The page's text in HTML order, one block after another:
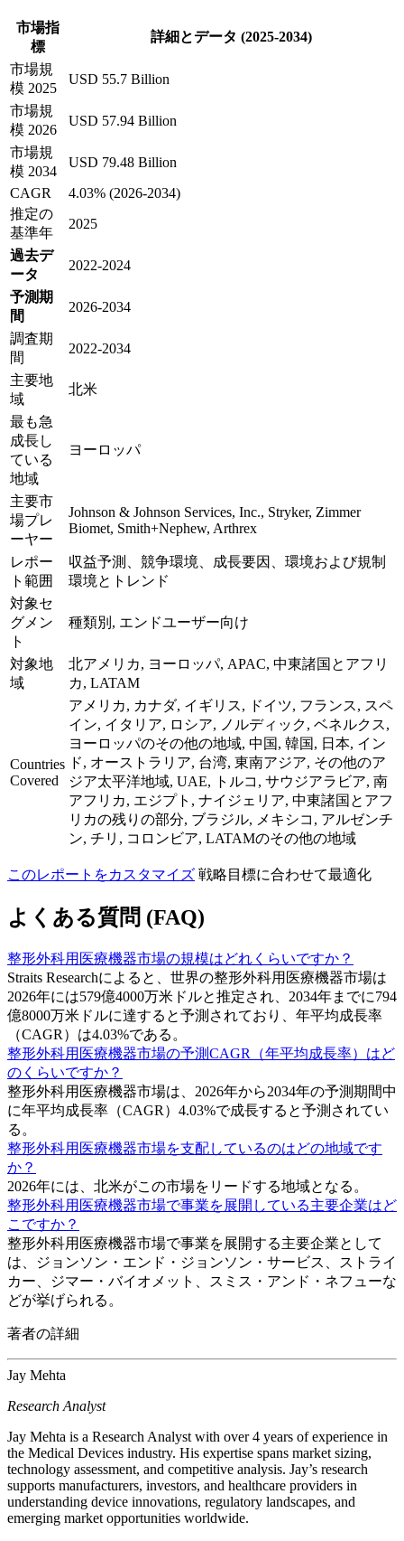
市場指
標
詳細とデータ (2025-2034)
市場規
模 2025
USD 55.7 Billion
市場規
模 2026
USD 57.94 Billion
市場規
模 2034
USD 79.48 Billion
CAGR
4.03% (2026-2034)
推定の
基準年
2025
過去デ
ータ
2022-2024
予測期
間
2026-2034
調査期
間
2022-2034
主要地
域
北米
最も急
成長し
ている
地域
ヨーロッパ
主要市
場プレ
ーヤー
Johnson & Johnson Services, Inc., Stryker, Zimmer
Biomet, Smith+Nephew, Arthrex
レポー
ト範囲
収益予測、競争環境、成長要因、環境および規制
環境とトレンド
対象セ
グメン
ト
種類別, エンドユーザー向け
対象地
域
北アメリカ, ヨーロッパ, APAC, 中東諸国とアフリ
カ, LATAM
Countries
Covered
アメリカ, カナダ, イギリス, ドイツ, フランス, スペ
イン, イタリア, ロシア, ノルディック, ベネルクス,
ヨーロッパのその他の地域, 中国, 韓国, 日本, イン
ド, オーストラリア, 台湾, 東南アジア, その他のア
ジア太平洋地域, UAE, トルコ, サウジアラビア, 南
アフリカ, エジプト, ナイジェリア, 中東諸国とアフ
リカの残りの部分, ブラジル, メキシコ, アルゼンチ
ン, チリ, コロンビア, LATAMのその他の地域
このレポートをカスタマイズ 戦略目標に合わせて最適化
よくある質問 (FAQ)
整形外科用医療機器市場の規模はどれくらいですか？
Straits Researchによると、世界の整形外科用医療機器市場は
2026年には579億4000万米ドルと推定され、2034年までに794
億8000万米ドルに達すると予測されており、年平均成長率
（CAGR）は4.03%である。
整形外科用医療機器市場の予測CAGR（年平均成長率）はど
のくらいですか？
整形外科用医療機器市場は、2026年から2034年の予測期間中
に年平均成長率（CAGR）4.03%で成長すると予測されてい
る。
整形外科用医療機器市場を支配しているのはどの地域です
か？
2026年には、北米がこの市場をリードする地域となる。
整形外科用医療機器市場で事業を展開している主要企業はど
こですか？
整形外科用医療機器市場で事業を展開する主要企業として
は、ジョンソン・エンド・ジョンソン・サービス、ストライ
カー、ジマー・バイオメット、スミス・アンド・ネフューな
どが挙げられる。
著者の詳細
Jay Mehta
Research Analyst
Jay Mehta is a Research Analyst with over 4 years of experience in
the Medical Devices industry. His expertise spans market sizing,
technology assessment, and competitive analysis. Jay’s research
supports manufacturers, investors, and healthcare providers in
understanding device innovations, regulatory landscapes, and
emerging market opportunities worldwide.